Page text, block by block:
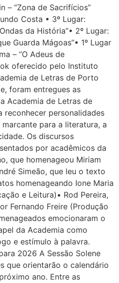
– “Zona de Sacrifícios”
Costa • 3º Lugar:
da História”• 2º Lugar:
Guarda Mágoas”• 1º Lugar
– “O Adeus de
oferecido pelo Instituto
de Letras de Porto
foram entregues as
Academia de Letras de
reconhecer personalidades
para a literatura, a
Os discursos
por acadêmicos da
que homenageou Miriam
Simeão, que leu o texto
homenageando Ione Maria
e Leitura)• Rod Pereira,
Fernando Freire (Produção
emocionaram o
da Academia como
e estímulo à palavra.
2026 A Sessão Solene
que orientarão o calendário
ano. Entre as